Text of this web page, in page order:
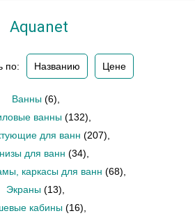
Aquanet
по: Названию Цене
Ванны (6)
ванны (132)
для ванн (207)
для ванн (34)
каркасы для ванн (68)
Экраны (13)
кабины (16)